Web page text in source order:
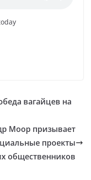
вагайцев на
Моор призывает
проекты
общественников